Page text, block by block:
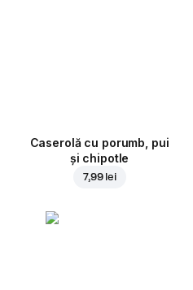
Caserolă cu porumb, pui
și chipotle
7,99 lei